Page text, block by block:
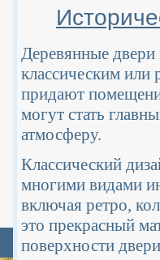
Деревянные
классическим
придают
могут стать
атмосферу.
Классический
многими видами
включая ретро,
это прекрасный
поверхности